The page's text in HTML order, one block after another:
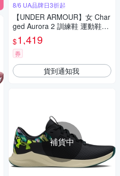
8/6 UA品牌日3折起
【UNDER ARMOUR】女 Char
ged Aurora 2 訓練鞋 運動鞋_3
025060-103
$1,419
券
貨到通知我
補貨中